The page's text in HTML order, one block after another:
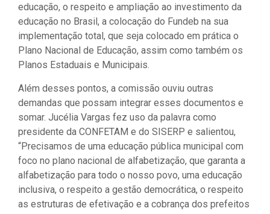
educação, o respeito e ampliação ao investimento da
educação no Brasil, a colocação do Fundeb na sua
implementação total, que seja colocado em prática o
Plano Nacional de Educação, assim como também os
Planos Estaduais e Municipais.
Além desses pontos, a comissão ouviu outras
demandas que possam integrar esses documentos e
somar. Jucélia Vargas fez uso da palavra como
presidente da CONFETAM e do SISERP e salientou,
“Precisamos de uma educação pública municipal com
foco no plano nacional de alfabetização, que garanta a
alfabetização para todo o nosso povo, uma educação
inclusiva, o respeito a gestão democrática, o respeito
as estruturas de efetivação e a cobrança dos prefeitos